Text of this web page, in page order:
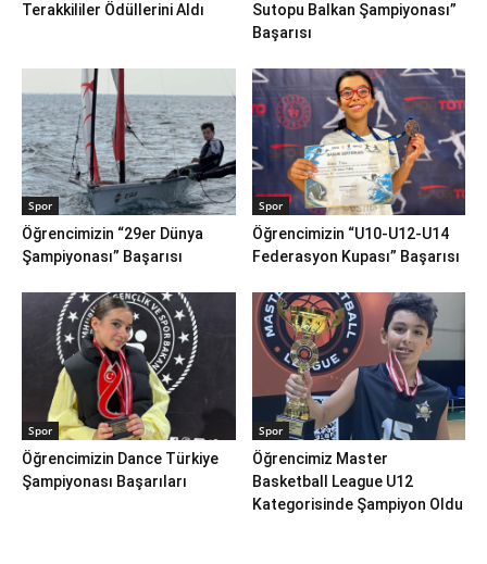
Terakkililer Ödüllerini Aldı
Sutopu Balkan Şampiyonası”
Başarısı
Spor
Öğrencimizin “29er Dünya
Şampiyonası” Başarısı
Spor
Öğrencimizin “U10-U12-U14
Federasyon Kupası” Başarısı
Spor
Öğrencimizin Dance Türkiye
Şampiyonası Başarıları
Spor
Öğrencimiz Master
Basketball League U12
Kategorisinde Şampiyon Oldu